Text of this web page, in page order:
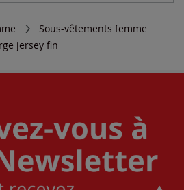
Sous-vêtements femme
jersey fin